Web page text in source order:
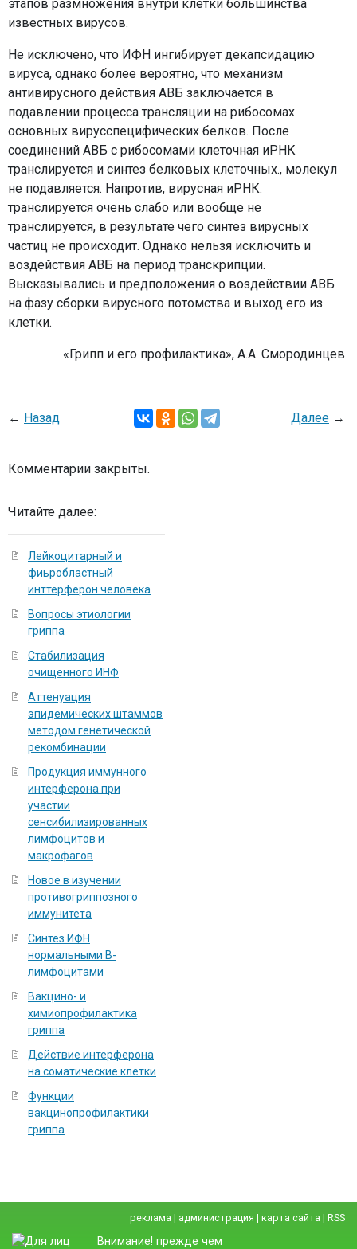
этапов размножения внутри клетки большинства
известных вирусов.
Не исключено, что ИФН ингибирует декапсидацию
вируса, однако более вероятно, что механизм
антивирусного действия АВБ заключается в
подавлении процесса трансляции на рибосомах
основных вирусспецифических белков. После
соединений АВБ с рибосомами клеточная иРНК
транслируется и синтез белковых клеточных., молекул
не подавляется. Напротив, вирусная иРНК.
транслируется очень слабо или вообще не
транслируется, в результате чего синтез вирусных
частиц не происходит. Однако нельзя исключить и
воздействия АВБ на период транскрипции.
Высказывались и предположения о воздействии АВБ
на фазу сборки вирусного потомства и выход его из
клетки.
«Грипп и его профилактика», А.А. Смородинцев
← Назад Далее →
Комментарии закрыты.
Читайте далее:
Лейкоцитарный и
фиьробластный
инттерферон человека
Вопросы этиологии
гриппа
Стабилизация
очищенного ИНФ
Аттенуация
эпидемических штаммов
методом генетической
рекомбинации
Продукция иммунного
интерферона при
участии
сенсибилизированных
лимфоцитов и
макрофагов
Новое в изучении
противогриппозного
иммунитета
Синтез ИФН
нормальными В-
лимфоцитами
Вакцино- и
химиопрофилактика
гриппа
Действие интерферона
на соматические клетки
Функции
вакцинопрофилактики
гриппа
реклама | администрация | карта сайта | RSS
Внимание! прежде чем